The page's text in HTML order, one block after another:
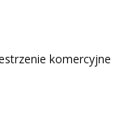
komercyjne